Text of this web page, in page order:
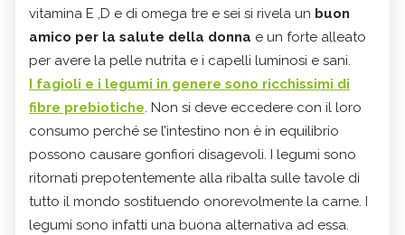
vitamina E ,D e di omega tre e sei si rivela un buon
amico per la salute della donna e un forte alleato
per avere la pelle nutrita e i capelli luminosi e sani.
I fagioli e i legumi in genere sono ricchissimi di
fibre prebiotiche. Non si deve eccedere con il loro
consumo perché se l’intestino non è in equilibrio
possono causare gonfiori disagevoli. I legumi sono
ritornati prepotentemente alla ribalta sulle tavole di
tutto il mondo sostituendo onorevolmente la carne. I
legumi sono infatti una buona alternativa ad essa.